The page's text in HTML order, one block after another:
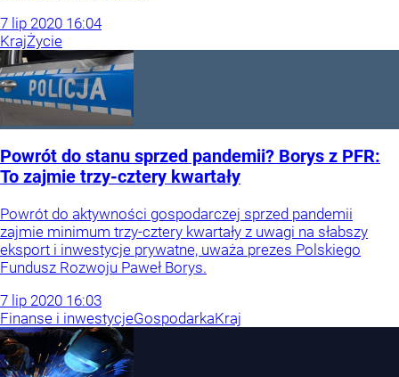
7 lip 2020 16:04
KrajŻycie
Powrót do stanu sprzed pandemii? Borys z PFR:
To zajmie trzy-cztery kwartały
Powrót do aktywności gospodarczej sprzed pandemii
zajmie minimum trzy-cztery kwartały z uwagi na słabszy
eksport i inwestycje prywatne, uważa prezes Polskiego
Fundusz Rozwoju Paweł Borys.
7 lip 2020 16:03
Finanse i inwestycjeGospodarkaKraj